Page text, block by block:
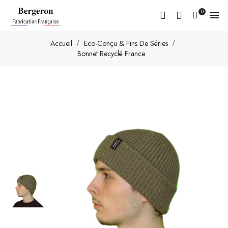
0 
Accueil
Eco-Conçu & Fins De Séries
Bonnet Recyclé France